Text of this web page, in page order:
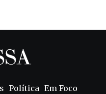
Política Em Foco